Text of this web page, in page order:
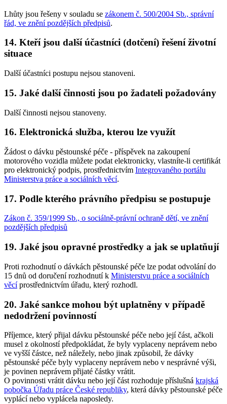
Lhůty jsou řešeny v souladu se zákonem č. 500/2004 Sb., správní
řád, ve znění pozdějších předpisů.
14. Kteří jsou další účastníci (dotčení) řešení životní
situace
Další účastníci postupu nejsou stanoveni.
15. Jaké další činnosti jsou po žadateli požadovány
Další činnosti nejsou stanoveny.
16. Elektronická služba, kterou lze využít
Žádost o dávku pěstounské péče - příspěvek na zakoupení
motorového vozidla můžete podat elektronicky, vlastníte-li certifikát
pro elektronický podpis, prostřednictvím Integrovaného portálu
Ministerstva práce a sociálních věcí.
17. Podle kterého právního předpisu se postupuje
Zákon č. 359/1999 Sb., o sociálně-právní ochraně dětí, ve znění
pozdějších předpisů
19. Jaké jsou opravné prostředky a jak se uplatňují
Proti rozhodnutí o dávkách pěstounské péče lze podat odvolání do
15 dnů od doručení rozhodnutí k Ministerstvu práce a sociálních
věcíprostřednictvím úřadu, který rozhodl.
20. Jaké sankce mohou být uplatněny v případě
nedodržení povinností
Příjemce, který přijal dávku pěstounské péče nebo její část, ačkoli
musel z okolností předpokládat, že byly vyplaceny neprávem nebo
ve vyšší částce, než náležely, nebo jinak způsobil, že dávky
pěstounské péče byly vyplaceny neprávem nebo v nesprávné výši,
je povinen neprávem přijaté částky vrátit.
O povinnosti vrátit dávku nebo její část rozhoduje příslušná krajská
pobočka Úřadu práce České republiky, která dávky pěstounské péče
vyplácí nebo vyplácela naposledy.